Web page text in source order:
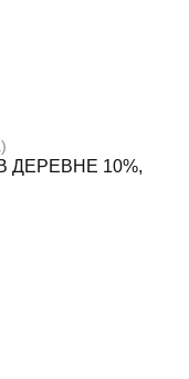
ДЕРЕВНЕ 10%,